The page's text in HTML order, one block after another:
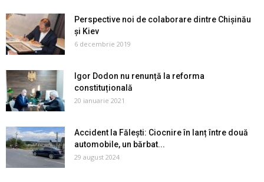
Perspective noi de colaborare dintre Chișinău
și Kiev
6 decembrie 2019
Igor Dodon nu renunță la reforma
constituțională
20 ianuarie 2021
Accident la Fălești: Ciocnire în lanț între două
automobile, un bărbat...
29 august 2024